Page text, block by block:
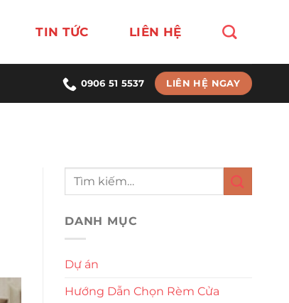
TIN TỨC LIÊN HỆ
0906 51 5537 LIÊN HỆ NGAY
DANH MỤC
Dự án
Hướng Dẫn Chọn Rèm Cửa